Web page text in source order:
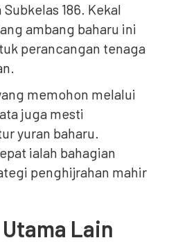
186. Kekal
ambang baharu ini
perancangan tenaga
memohon melalui
juga mesti
yuran baharu.
ialah bahagian
penghijrahan mahir
Lain